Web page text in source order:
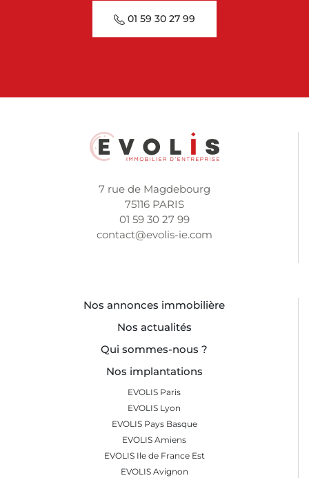
01 59 30 27 99
7 rue de Magdebourg
75116 PARIS
01 59 30 27 99
contact@evolis-ie.com
Nos annonces immobilière
Nos actualités
Qui sommes-nous ?
Nos implantations
EVOLIS Paris
EVOLIS Lyon
EVOLIS Pays Basque
EVOLIS Amiens
EVOLIS Ile de France Est
EVOLIS Avignon